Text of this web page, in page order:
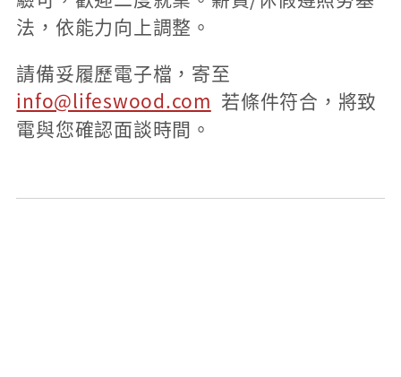
法，依能力向上調整。
請備妥履歷電子檔，寄至
info@lifeswood.com 若條件符合，將致
電與您確認面談時間。